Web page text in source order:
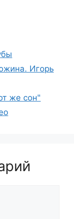
Игорь
же сон"